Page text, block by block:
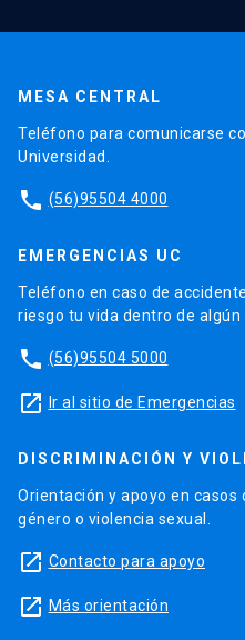
MESA CENTRAL
Teléfono para comunicarse
Universidad.
phone (56)95504 4000
EMERGENCIAS UC
Teléfono en caso de
riesgo tu vida dentro de algún
phone (56)95504 5000
launch Ir al sitio de Emergencias
DISCRIMINACIÓN Y
Orientación y apoyo en
género o violencia sexual.
launch Contacto para apoyo
launch Más orientación